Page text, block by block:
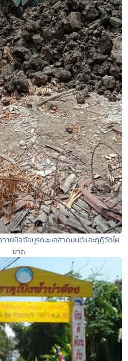
ายปัจจัยบูรณะหอสวดมนต์และกุฎิวัดไผ่
ขาด